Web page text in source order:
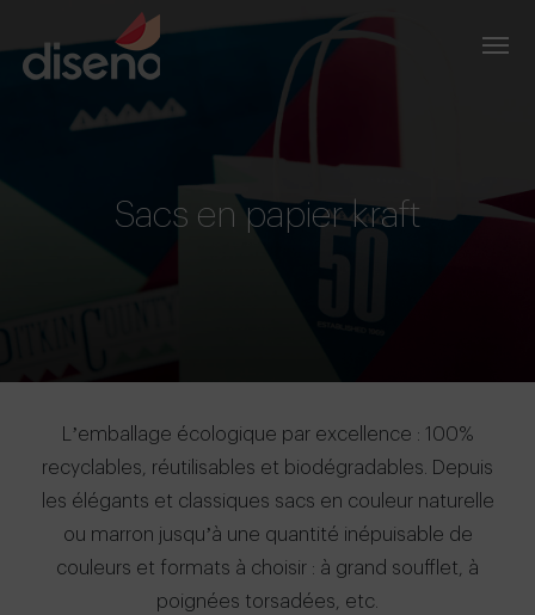
Sacs en papier kraft
L’emballage écologique par excellence : 100%
recyclables, réutilisables et biodégradables. Depuis
les élégants et classiques sacs en couleur naturelle
ou marron jusqu’à une quantité inépuisable de
couleurs et formats à choisir : à grand soufflet, à
poignées torsadées, etc.